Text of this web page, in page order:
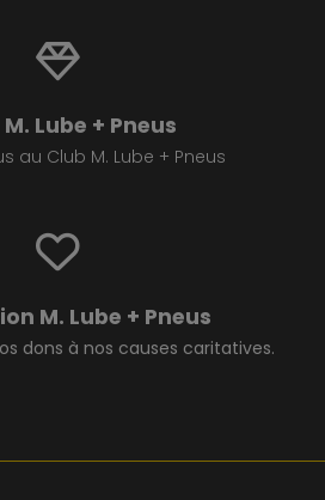
Lube + Pneus
au Club M. Lube + Pneus
M. Lube + Pneus
dons à nos causes caritatives.